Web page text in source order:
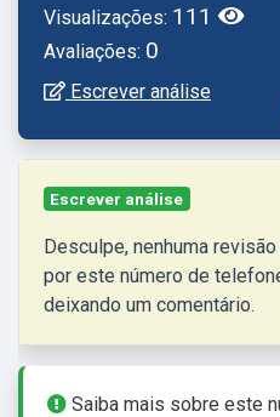
Visualizações: 111
Avaliações: 0
Escrever análise
Escrever análise
Desculpe, nenhuma revisão ainda. Você foi chamado
por este número de
deixando um comentário.
Saiba mais sobre este